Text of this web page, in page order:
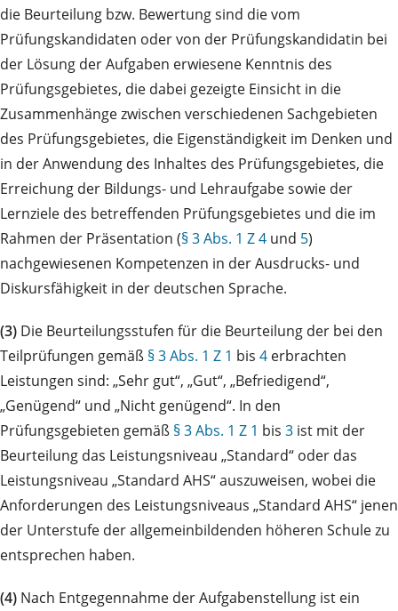
die Beurteilung bzw. Bewertung sind die vom
Prüfungskandidaten oder von der Prüfungskandidatin bei
der Lösung der Aufgaben erwiesene Kenntnis des
Prüfungsgebietes, die dabei gezeigte Einsicht in die
Zusammenhänge zwischen verschiedenen Sachgebieten
des Prüfungsgebietes, die Eigenständigkeit im Denken und
in der Anwendung des Inhaltes des Prüfungsgebietes, die
Erreichung der Bildungs- und Lehraufgabe sowie der
Lernziele des betreffenden Prüfungsgebietes und die im
Rahmen der Präsentation (§ 3 Abs. 1 Z 4 und 5)
nachgewiesenen Kompetenzen in der Ausdrucks- und
Diskursfähigkeit in der deutschen Sprache.
(3) Die Beurteilungsstufen für die Beurteilung der bei den
Teilprüfungen gemäß § 3 Abs. 1 Z 1 bis 4 erbrachten
Leistungen sind: „Sehr gut“, „Gut“, „Befriedigend“,
„Genügend“ und „Nicht genügend“. In den
Prüfungsgebieten gemäß § 3 Abs. 1 Z 1 bis 3 ist mit der
Beurteilung das Leistungsniveau „Standard“ oder das
Leistungsniveau „Standard AHS“ auszuweisen, wobei die
Anforderungen des Leistungsniveaus „Standard AHS“ jenen
der Unterstufe der allgemeinbildenden höheren Schule zu
entsprechen haben.
(4) Nach Entgegennahme der Aufgabenstellung ist ein